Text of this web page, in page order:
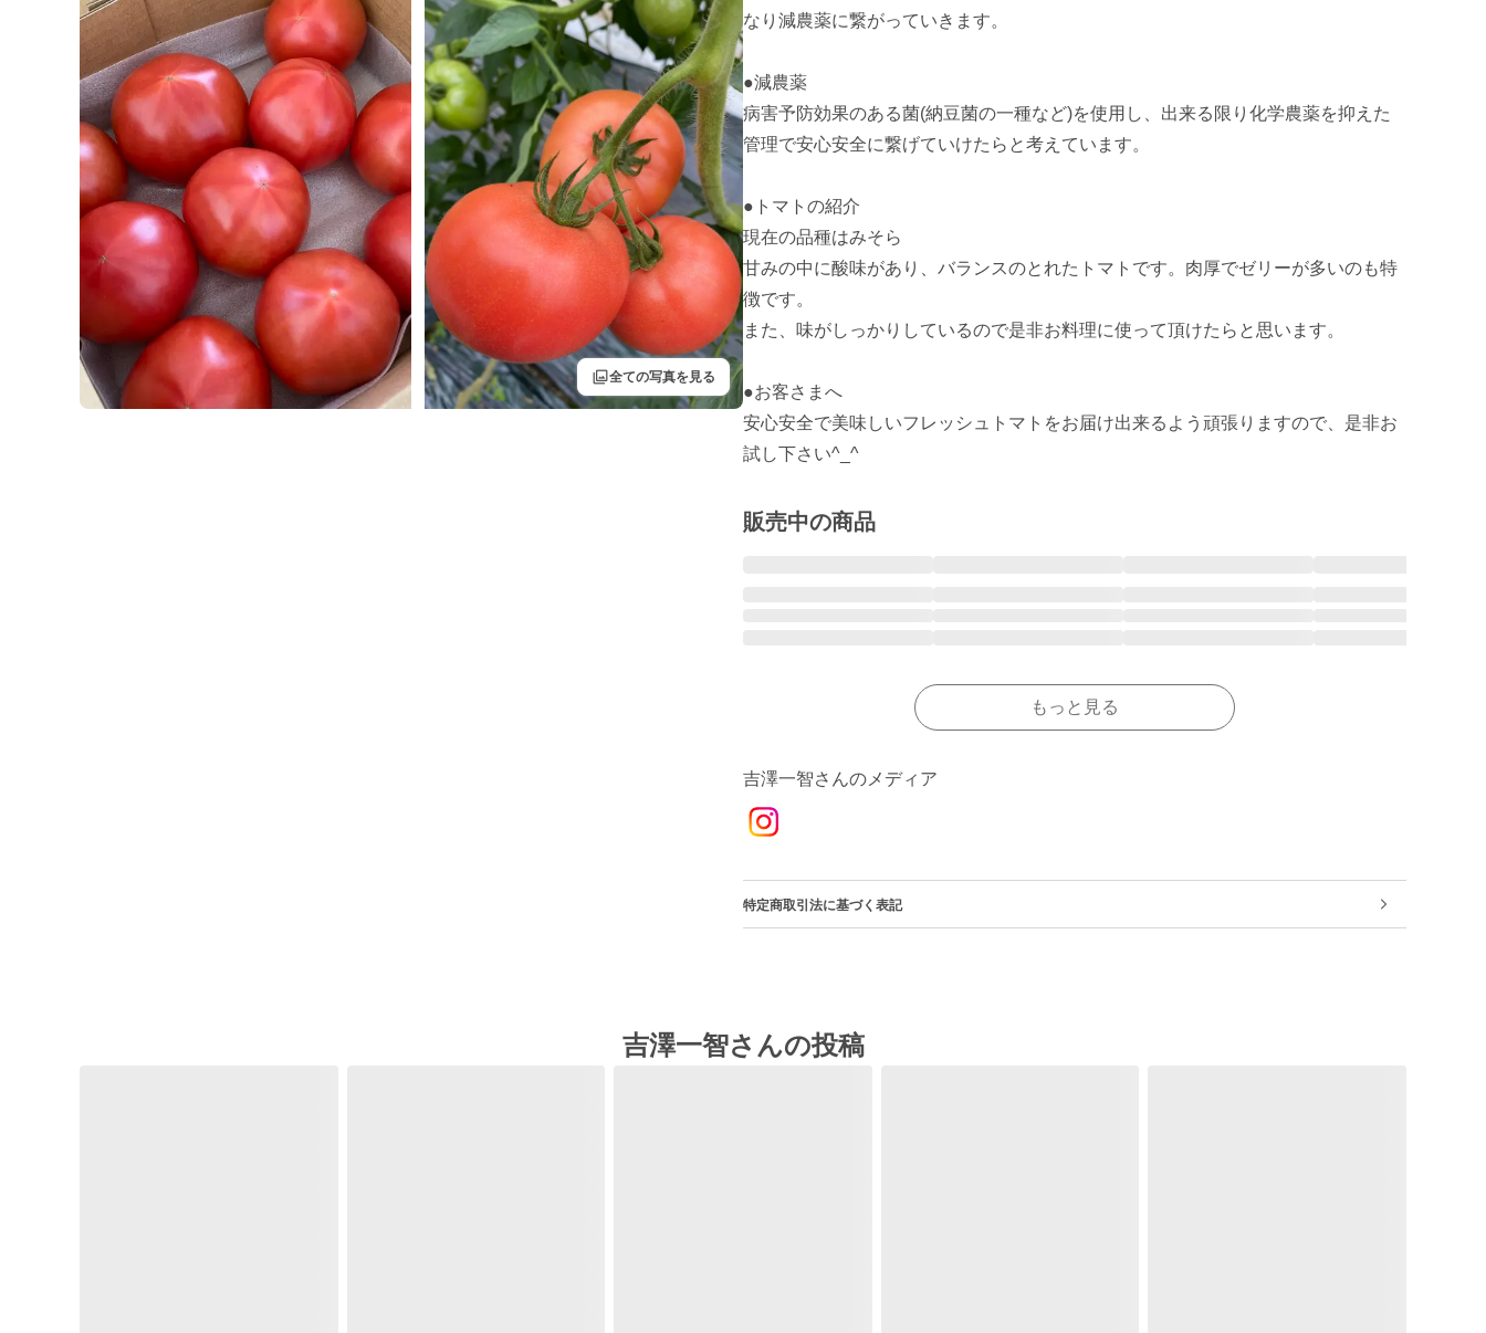
filter全ての写真を見る
なり減農薬に繋がっていきます。
●減農薬
病害予防効果のある菌(納豆菌の一種など)を使用し、出来る限り化学農薬を抑えた
管理で安心安全に繋げていけたらと考えています。
●トマトの紹介
現在の品種はみそら
甘みの中に酸味があり、バランスのとれたトマトです。肉厚でゼリーが多いのも特
徴です。
また、味がしっかりしているので是非お料理に使って頂けたらと思います。
●お客さまへ
安心安全で美味しいフレッシュトマトをお届け出来るよう頑張りますので、是非お
試し下さい^_^
販売中の商品
もっと見る
吉澤一智さんのメディア
特定商取引法に基づく表記
吉澤一智さんの投稿